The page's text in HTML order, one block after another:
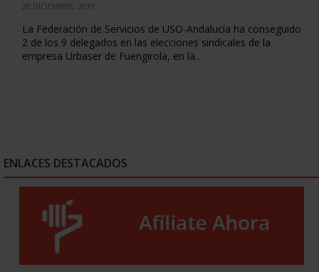
20 DICIEMBRE, 2019
La Federación de Servicios de USO-Andalucía ha conseguido
2 de los 9 delegados en las elecciones sindicales de la
empresa Urbaser de Fuengirola, en la…
ENLACES DESTACADOS